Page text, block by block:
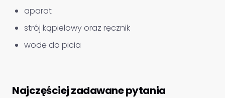
aparat
strój kąpielowy oraz ręcznik
wodę do picia
Najczęściej zadawane pytania